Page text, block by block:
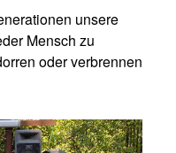
unsere
Mensch zu
oder verbrennen